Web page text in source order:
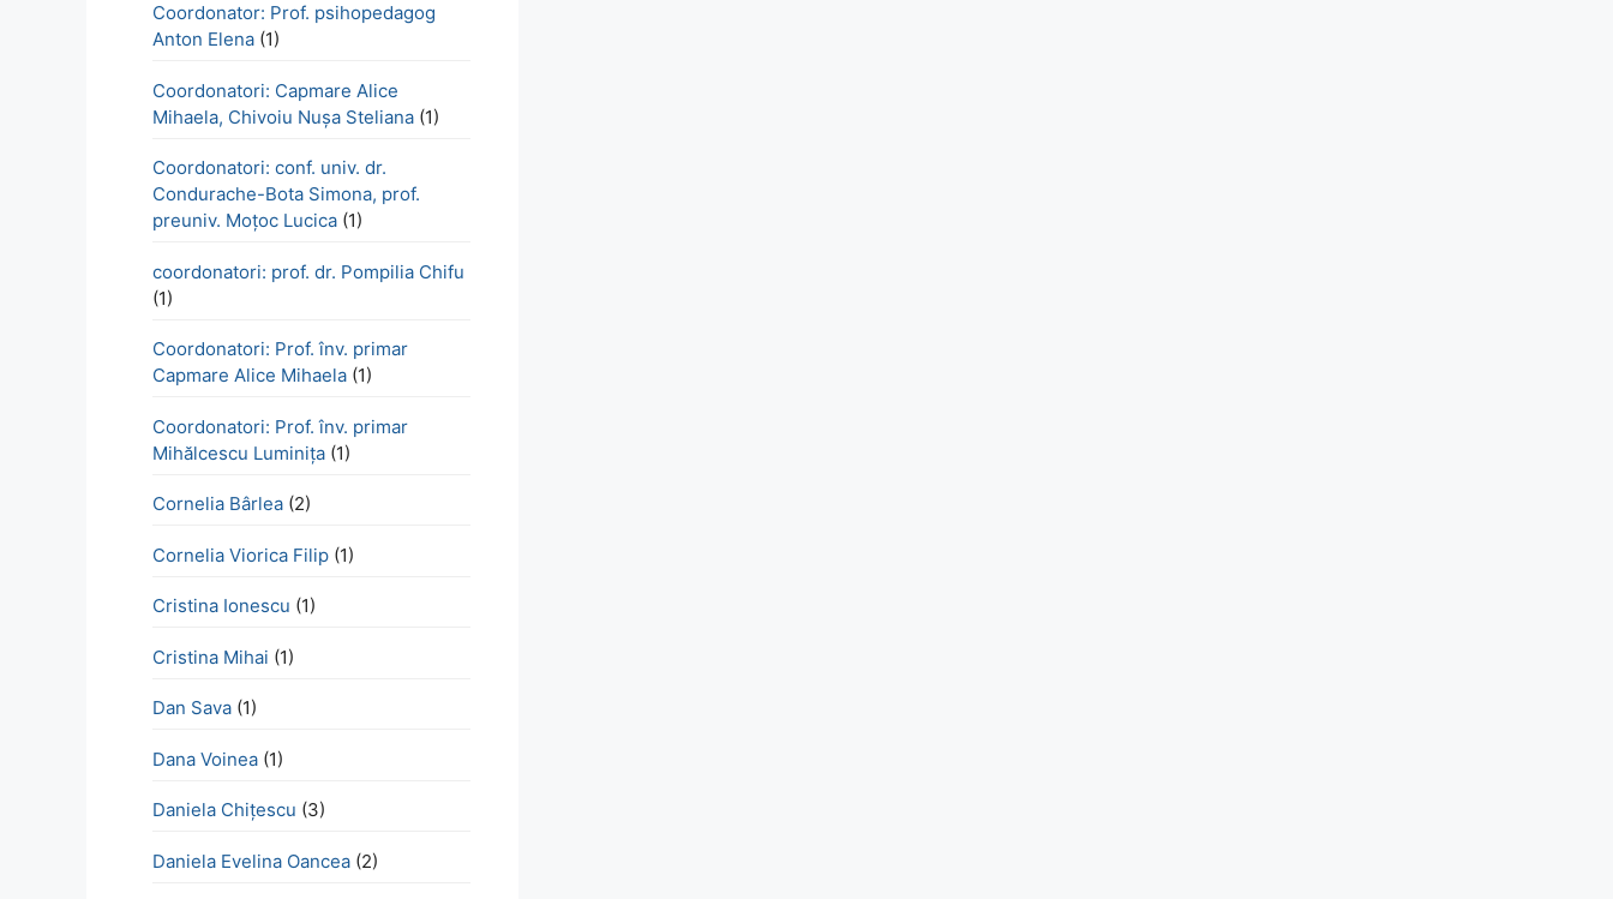
Coordonator: Prof. psihopedagog
Anton Elena (1)
Coordonatori: Capmare Alice
Mihaela, Chivoiu Nușa Steliana (1)
Coordonatori: conf. univ. dr.
Condurache-Bota Simona, prof.
preuniv. Moțoc Lucica (1)
coordonatori: prof. dr. Pompilia Chifu
(1)
Coordonatori: Prof. înv. primar
Capmare Alice Mihaela (1)
Coordonatori: Prof. înv. primar
Mihălcescu Luminița (1)
Cornelia Bârlea (2)
Cornelia Viorica Filip (1)
Cristina Ionescu (1)
Cristina Mihai (1)
Dan Sava (1)
Dana Voinea (1)
Daniela Chițescu (3)
Daniela Evelina Oancea (2)